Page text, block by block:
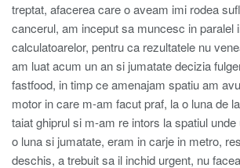
treptat, afacerea care o aveam imi rodea
cancerul, am inceput sa muncesc in paralel
calculatoarelor, pentru ca rezultatele nu
am luat acum un an si jumatate decizia
fastfood, in timp ce amenajam spatiu am
motor in care m-am facut praf, la o luna de
taiat ghiprul si m-am re intors la spatiul
o luna si jumatate, eram in carje in metro,
deschis, a trebuit sa il inchid urgent, nu